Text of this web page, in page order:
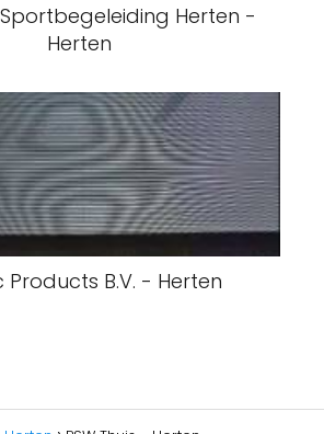
Herten -
Herten
Products B.V. - Herten